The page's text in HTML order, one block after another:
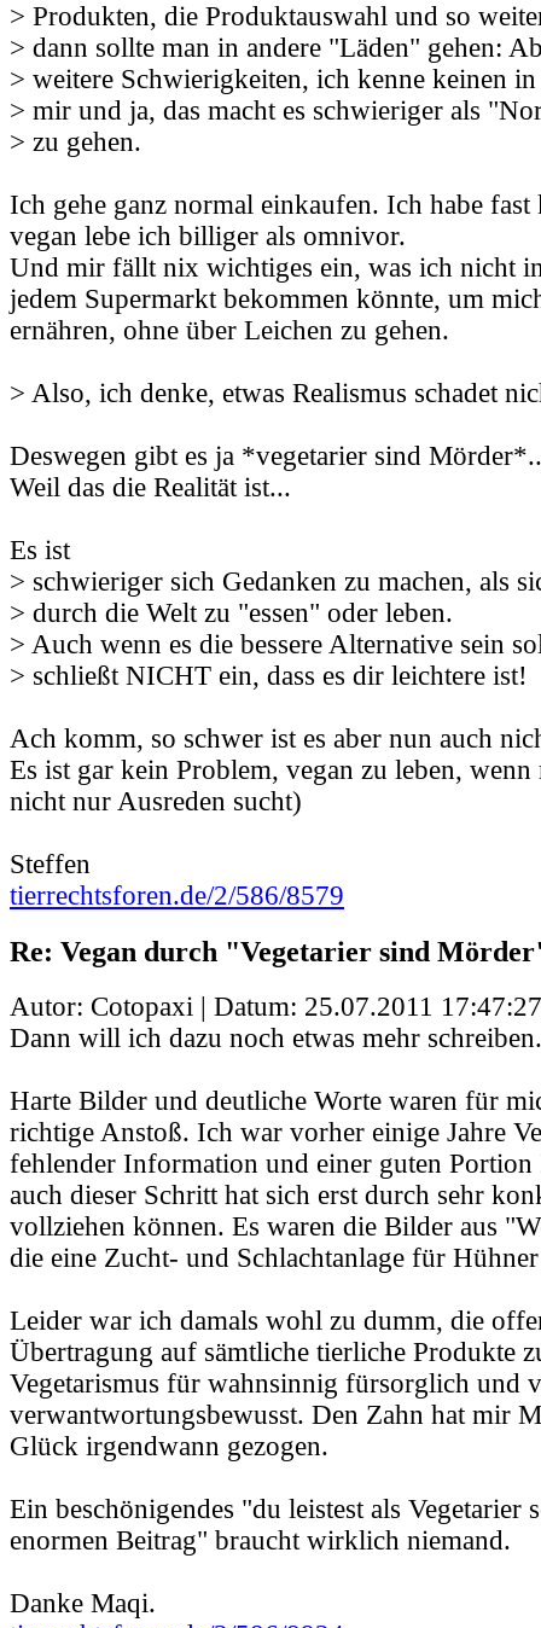
> Produkten, die Produktauswahl und so
> dann sollte man in andere "Läden" gehen:
> weitere Schwierigkeiten, ich kenne keinen
> mir und ja, das macht es schwieriger als
> zu gehen.
Ich gehe ganz normal einkaufen. Ich habe
vegan lebe ich billiger als omnivor.
Und mir fällt nix wichtiges ein, was ich nicht
jedem Supermarkt bekommen könnte, um
ernähren, ohne über Leichen zu gehen.
> Also, ich denke, etwas Realismus schadet
Deswegen gibt es ja *vegetarier sind
Weil das die Realität ist...
Es ist
> schwieriger sich Gedanken zu machen, als
> durch die Welt zu "essen" oder leben.
> Auch wenn es die bessere Alternative sein
> schließt NICHT ein, dass es dir leichtere ist!
Ach komm, so schwer ist es aber nun auch
Es ist gar kein Problem, vegan zu leben,
nicht nur Ausreden sucht)
Steffen
tierrechtsforen.de/2/586/8579
Re: Vegan durch "Vegetarier sind
Autor: Cotopaxi | Datum: 25.07.2011 17:47:27
Dann will ich dazu noch etwas mehr
Harte Bilder und deutliche Worte waren für
richtige Anstoß. Ich war vorher einige Jahre
fehlender Information und einer guten
auch dieser Schritt hat sich erst durch sehr
vollziehen können. Es waren die Bilder aus
die eine Zucht- und Schlachtanlage für
Leider war ich damals wohl zu dumm, die
Übertragung auf sämtliche tierliche Produkte
Vegetarismus für wahnsinnig fürsorglich und
verwantwortungsbewusst. Den Zahn hat mir
Glück irgendwann gezogen.
Ein beschönigendes "du leistest als Vegetarier
enormen Beitrag" braucht wirklich niemand.
Danke Maqi.